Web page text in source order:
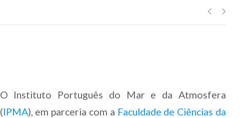
O Instituto Português do Mar e da Atmosfera
(IPMA), em parceria com a Faculdade de Ciências da